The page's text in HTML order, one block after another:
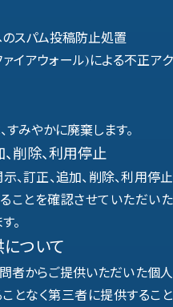
のスパム投稿防止処置
イアウォール)による不正アク
みやかに廃棄します。
削除、利用停止
訂正、追加、削除、利用停止
ことを確認させていただいた
。
ついて
者からご提供いただいた個人
となく第三者に提供すること